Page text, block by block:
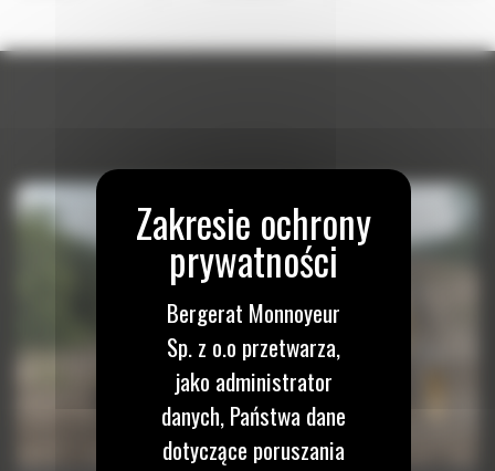
Bergerat Monnoyeur
Sp. z o.o przetwarza,
jako administrator
danych, Państwa dane
dotyczące poruszania